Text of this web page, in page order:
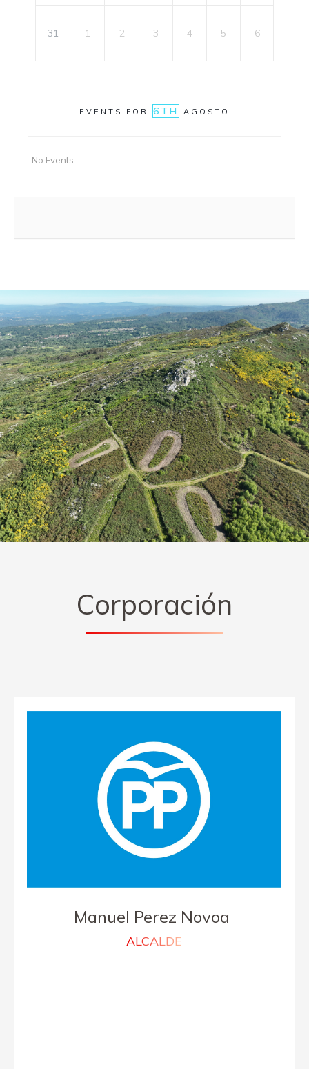
31 1 2 3 4 5 6
EVENTS FOR 6TH AGOSTO
No Events
Corporación
Manuel Perez Novoa
ALCALDE